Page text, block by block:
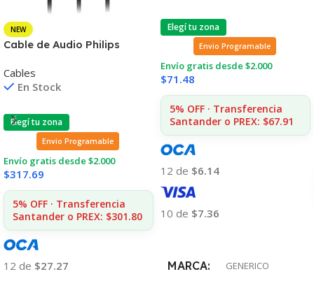
NEW
Cable de Audio Philips
1.2mt
Cables
En Stock
Elegí tu zona
Envio Programable
Envío gratis desde $2.000
$317.69
5% OFF · Transferencia
Santander o PREX: $301.80
12 de $27.27
Elegí tu zona
Envio Programable
Envío gratis desde $2.000
$71.48
5% OFF · Transferencia
Santander o PREX: $67.91
12 de $6.14
10 de $7.36
MARCA GENERICO